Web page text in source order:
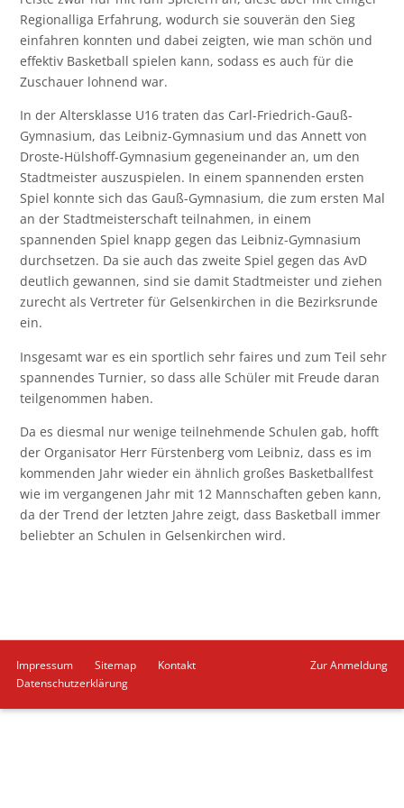
Regionalliga Erfahrung, wodurch sie souverän den Sieg
einfahren konnten und dabei zeigten, wie man schön und
effektiv Basketball spielen kann, sodass es auch für die
Zuschauer lohnend war.
In der Altersklasse U16 traten das Carl-Friedrich-Gauß-
Gymnasium, das Leibniz-Gymnasium und das Annett von
Droste-Hülshoff-Gymnasium gegeneinander an, um den
Stadtmeister auszuspielen. In einem spannenden ersten
Spiel konnte sich das Gauß-Gymnasium, die zum ersten Mal
an der Stadtmeisterschaft teilnahmen, in einem
spannenden Spiel knapp gegen das Leibniz-Gymnasium
durchsetzen. Da sie auch das zweite Spiel gegen das AvD
deutlich gewannen, sind sie damit Stadtmeister und ziehen
zurecht als Vertreter für Gelsenkirchen in die Bezirksrunde
ein.
Insgesamt war es ein sportlich sehr faires und zum Teil sehr
spannendes Turnier, so dass alle Schüler mit Freude daran
teilgenommen haben.
Da es diesmal nur wenige teilnehmende Schulen gab, hofft
der Organisator Herr Fürstenberg vom Leibniz, dass es im
kommenden Jahr wieder ein ähnlich großes Basketballfest
wie im vergangenen Jahr mit 12 Mannschaften geben kann,
da der Trend der letzten Jahre zeigt, dass Basketball immer
beliebter an Schulen in Gelsenkirchen wird.
Zur Anmeldung
Navigation
überspringen
Impressum Sitemap
Kontakt
Datenschutzerklärung